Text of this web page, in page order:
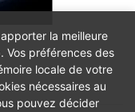
la meilleure
Vos préférences des
locale de votre
nécessaires au
pouvez décider